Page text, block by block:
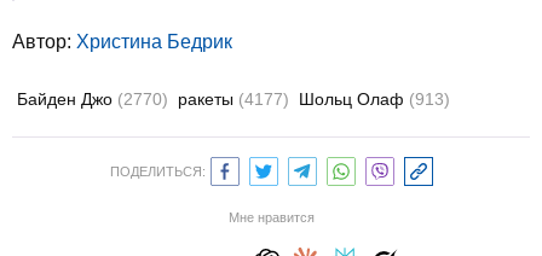
Автор: Христина Бедрик
Байден Джо (2770) ракеты (4177) Шольц Олаф (913)
ПОДЕЛИТЬСЯ:
Мне нравится